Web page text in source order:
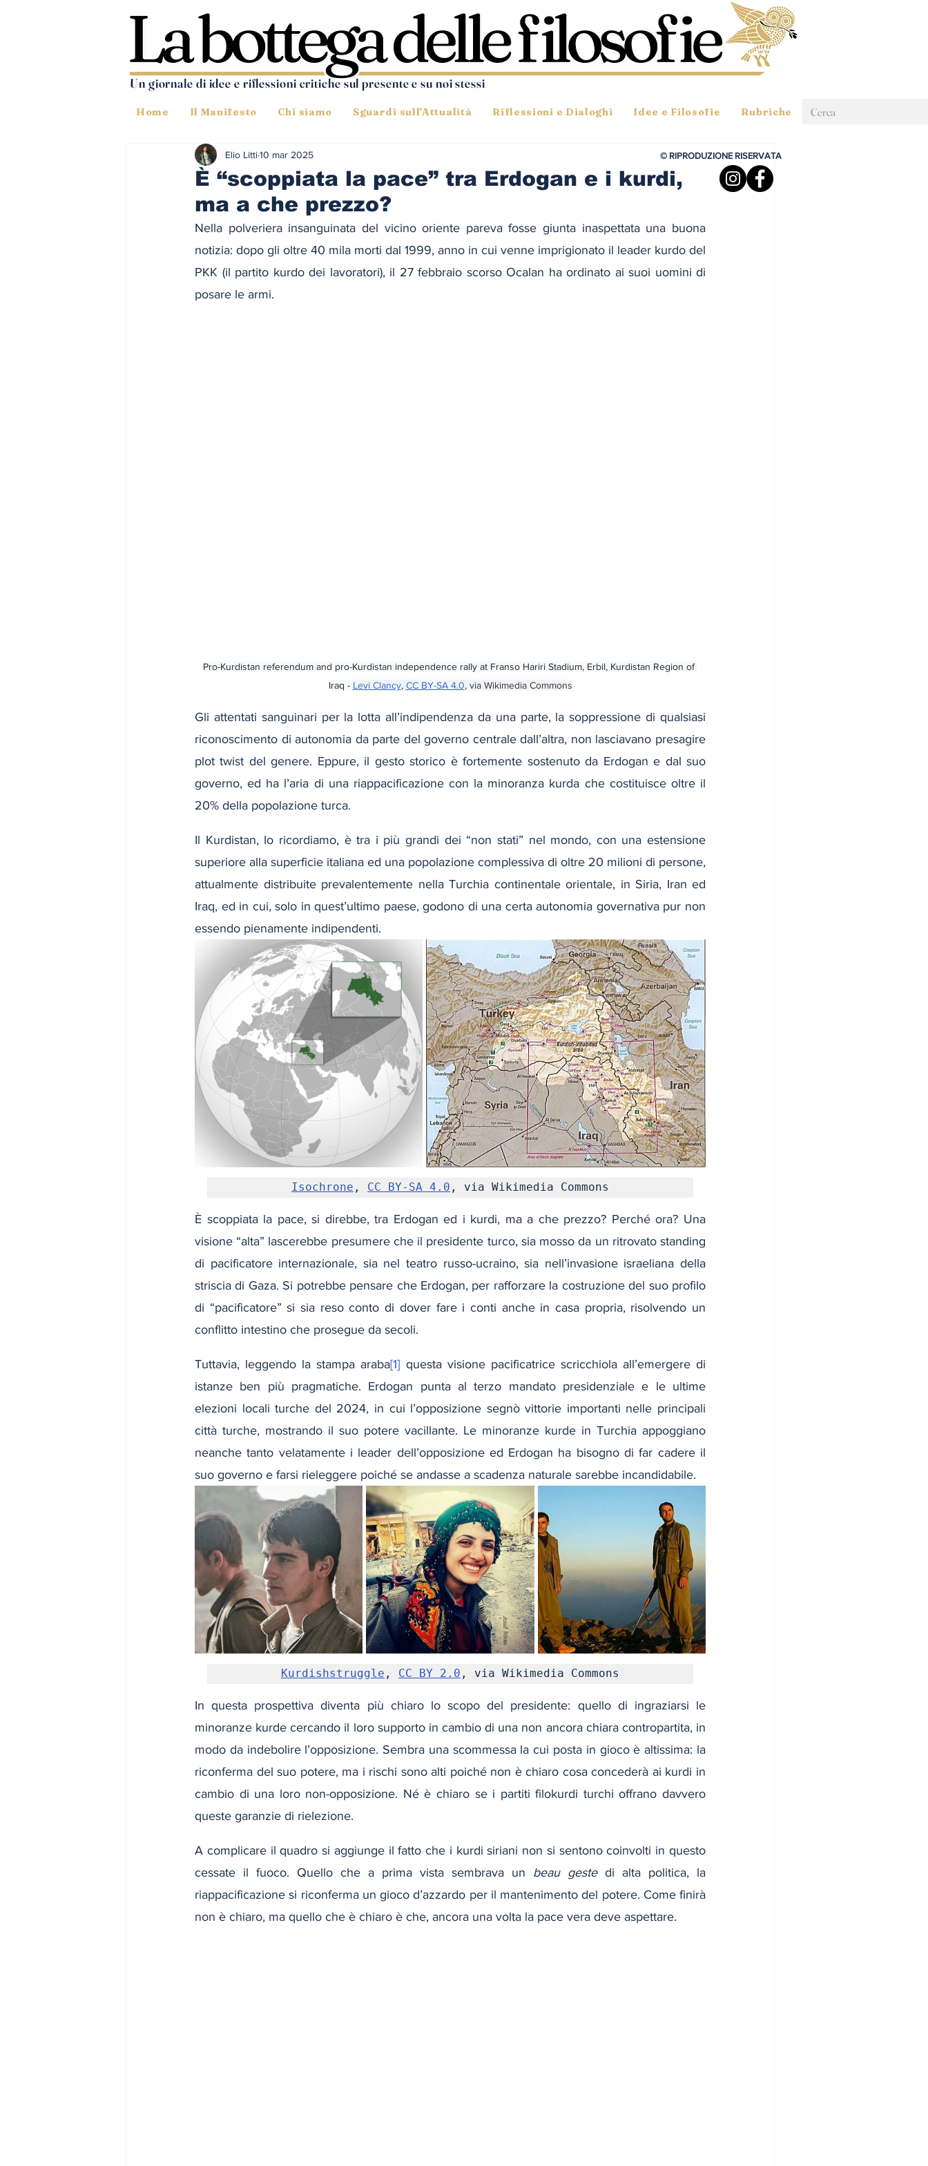
Un giornale di idee e riflessioni critiche sul presente e su noi stessi
Home Il Manifesto Chi siamo Sguardi sull'Attualità Riflessioni e Dialoghi Idee e Filosofie Rubriche
È “scoppiata la pace” tra Erdogan e i kurdi,
ma a che prezzo?
Elio Litti10 mar 2025
Nella polveriera insanguinata del vicino oriente pareva fosse giunta inaspettata una buona
notizia: dopo gli oltre 40 mila morti dal 1999, anno in cui venne imprigionato il leader kurdo del
PKK (il partito kurdo dei lavoratori), il 27 febbraio scorso Ocalan ha ordinato ai suoi uomini di
posare le armi.
Pro-Kurdistan referendum and pro-Kurdistan independence rally at Franso Hariri Stadium, Erbil, Kurdistan Region of
Iraq - Levi Clancy, CC BY-SA 4.0, via Wikimedia Commons
Gli attentati sanguinari per la lotta all’indipendenza da una parte, la soppressione di qualsiasi
riconoscimento di autonomia da parte del governo centrale dall’altra, non lasciavano presagire
plot twist del genere. Eppure, il gesto storico è fortemente sostenuto da Erdogan e dal suo
governo, ed ha l’aria di una riappacificazione con la minoranza kurda che costituisce oltre il
20% della popolazione turca.
Il Kurdistan, lo ricordiamo, è tra i più grandi dei “non stati” nel mondo, con una estensione
superiore alla superficie italiana ed una popolazione complessiva di oltre 20 milioni di persone,
attualmente distribuite prevalentemente nella Turchia continentale orientale, in Siria, Iran ed
Iraq, ed in cui, solo in quest’ultimo paese, godono di una certa autonomia governativa pur non
essendo pienamente indipendenti.
Isochrone , CC BY-SA 4.0 , via Wikimedia Commons
È scoppiata la pace, si direbbe, tra Erdogan ed i kurdi, ma a che prezzo? Perché ora? Una
visione “alta” lascerebbe presumere che il presidente turco, sia mosso da un ritrovato standing
di pacificatore internazionale, sia nel teatro russo-ucraino, sia nell’invasione israeliana della
striscia di Gaza. Si potrebbe pensare che Erdogan, per rafforzare la costruzione del suo profilo
di “pacificatore” si sia reso conto di dover fare i conti anche in casa propria, risolvendo un
conflitto intestino che prosegue da secoli.
Tuttavia, leggendo la stampa araba[1] questa visione pacificatrice scricchiola all’emergere di
istanze ben più pragmatiche. Erdogan punta al terzo mandato presidenziale e le ultime
elezioni locali turche del 2024, in cui l’opposizione segnò vittorie importanti nelle principali
città turche, mostrando il suo potere vacillante. Le minoranze kurde in Turchia appoggiano
neanche tanto velatamente i leader dell’opposizione ed Erdogan ha bisogno di far cadere il
suo governo e farsi rieleggere poiché se andasse a scadenza naturale sarebbe incandidabile.
Kurdishstruggle , CC BY 2.0 , via Wikimedia Commons
In questa prospettiva diventa più chiaro lo scopo del presidente: quello di ingraziarsi le
minoranze kurde cercando il loro supporto in cambio di una non ancora chiara contropartita, in
modo da indebolire l’opposizione. Sembra una scommessa la cui posta in gioco è altissima: la
riconferma del suo potere, ma i rischi sono alti poiché non è chiaro cosa concederà ai kurdi in
cambio di una loro non-opposizione. Né è chiaro se i partiti filokurdi turchi offrano davvero
queste garanzie di rielezione.
A complicare il quadro si aggiunge il fatto che i kurdi siriani non si sentono coinvolti in questo
cessate il fuoco. Quello che a prima vista sembrava un beau geste di alta politica, la
riappacificazione si riconferma un gioco d’azzardo per il mantenimento del potere. Come finirà
non è chiaro, ma quello che è chiaro è che, ancora una volta la pace vera deve aspettare.
© RIPRODUZIONE RISERVATA